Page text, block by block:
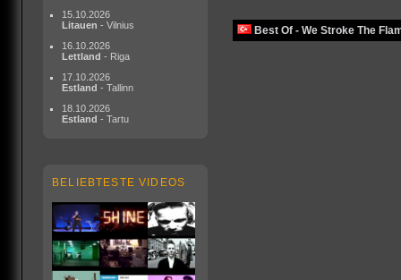
15.10.2026
Litauen - Vilnius
16.10.2026
Lettland - Riga
17.10.2026
Estland - Tallinn
18.10.2026
Estland - Tartu
BELIEBTESTE VIDEOS
Best Of - We Stroke The